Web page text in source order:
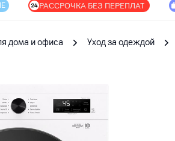
РАССРОЧКА БЕЗ ПЕРЕПЛАТ
дома и офиса Уход за одеждой